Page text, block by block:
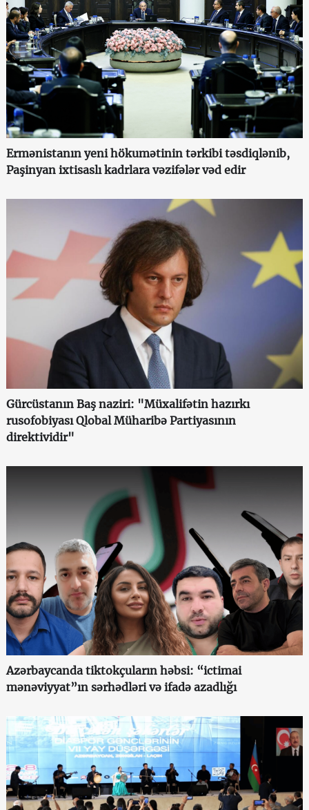
Ermənistanın yeni hökumətinin tərkibi təsdiqlənib,
Paşinyan ixtisaslı kadrlara vəzifələr vəd edir
Gürcüstanın Baş naziri: "Müxalifətin hazırkı
rusofobiyası Qlobal Müharibə Partiyasının
direktividir"
Azərbaycanda tiktokçuların həbsi: “ictimai
mənəviyyat”ın sərhədləri və ifadə azadlığı